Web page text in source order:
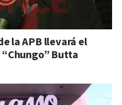
la APB llevará el
Butta